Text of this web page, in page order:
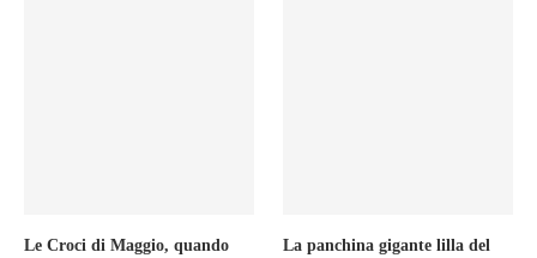
Le Croci di Maggio, quando
La panchina gigante lilla del